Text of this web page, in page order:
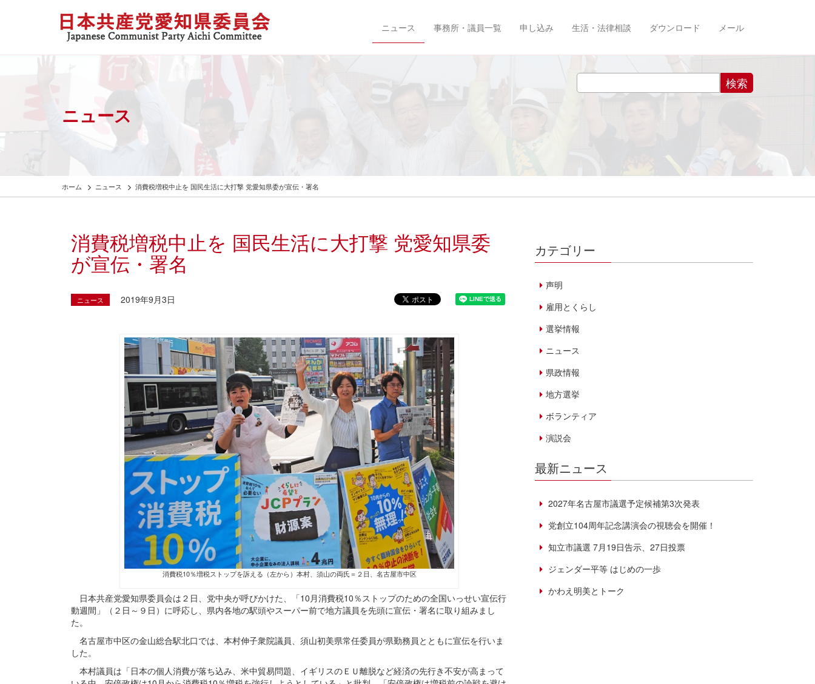
ニュース 事務所・議員一覧 申し込み 生活・法律相談 ダウンロード メール
ニュース
ホーム ニュース 消費税増税中止を 国民生活に大打撃 党愛知県委が宣伝・署名
消費税増税中止を 国民生活に大打撃 党愛知県委
が宣伝・署名
ニュース 2019年9月3日
消費税10％増税ストップを訴える（左から）本村、須山の両氏＝２日、名古屋市中区
日本共産党愛知県委員会は２日、党中央が呼びかけた、「10月消費税10％ストップのための全国いっせい宣伝行
動週間」（２日～９日）に呼応し、県内各地の駅頭やスーパー前で地方議員を先頭に宣伝・署名に取り組みまし
た。
名古屋市中区の金山総合駅北口では、本村伸子衆院議員、須山初美県常任委員が県勤務員とともに宣伝を行いま
した。
本村議員は「日本の個人消費が落ち込み、米中貿易問題、イギリスのＥＵ離脱など経済の先行き不安が高まって
カテゴリー
声明
雇用とくらし
選挙情報
ニュース
県政情報
地方選挙
ボランティア
演説会
最新ニュース
2027年名古屋市議選予定候補第3次発表
党創立104周年記念講演会の視聴会を開催！
知立市議選 7月19日告示、27日投票
ジェンダー平等 はじめの一歩
かわえ明美とトーク